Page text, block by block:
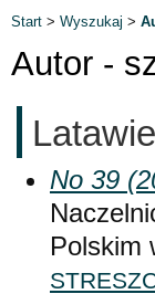
Start > Wyszukaj >
Autor -
No 39
Polskim